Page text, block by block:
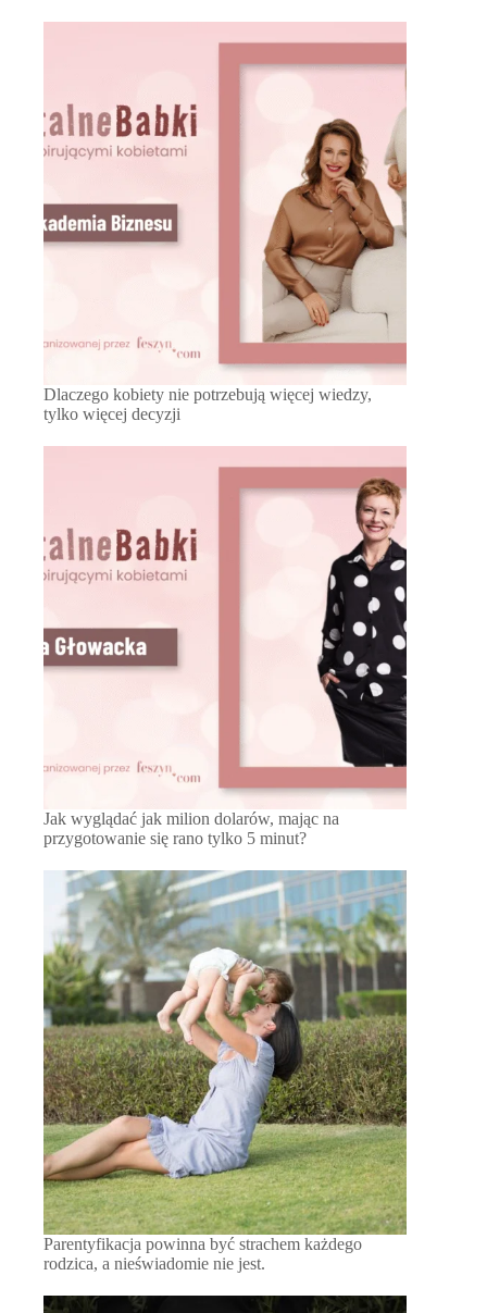
Dlaczego kobiety nie potrzebują więcej wiedzy,
tylko więcej decyzji
Jak wyglądać jak milion dolarów, mając na
przygotowanie się rano tylko 5 minut?
Parentyfikacja powinna być strachem każdego
rodzica, a nieświadomie nie jest.